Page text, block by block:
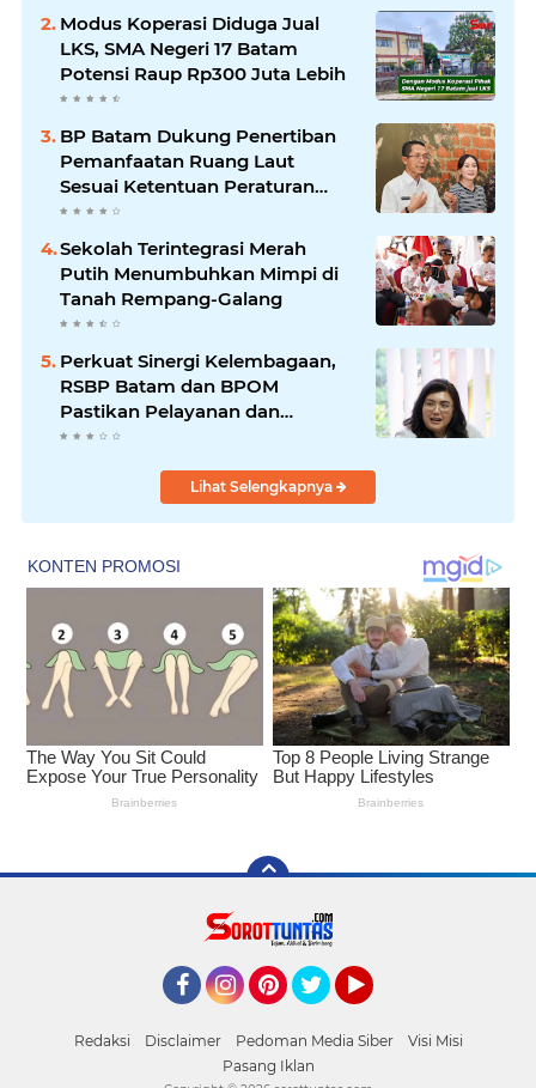
Modus Koperasi Diduga Jual
LKS, SMA Negeri 17 Batam
Potensi Raup Rp300 Juta Lebih
BP Batam Dukung Penertiban
Pemanfaatan Ruang Laut
Sesuai Ketentuan Peraturan
Perundang-undangan
Sekolah Terintegrasi Merah
Putih Menumbuhkan Mimpi di
Tanah Rempang-Galang
Perkuat Sinergi Kelembagaan,
RSBP Batam dan BPOM
Pastikan Pelayanan dan
Ketersediaan Obat Aman
Lihat Selengkapnya
Redaksi Disclaimer Pedoman Media Siber
Visi Misi
Pasang Iklan